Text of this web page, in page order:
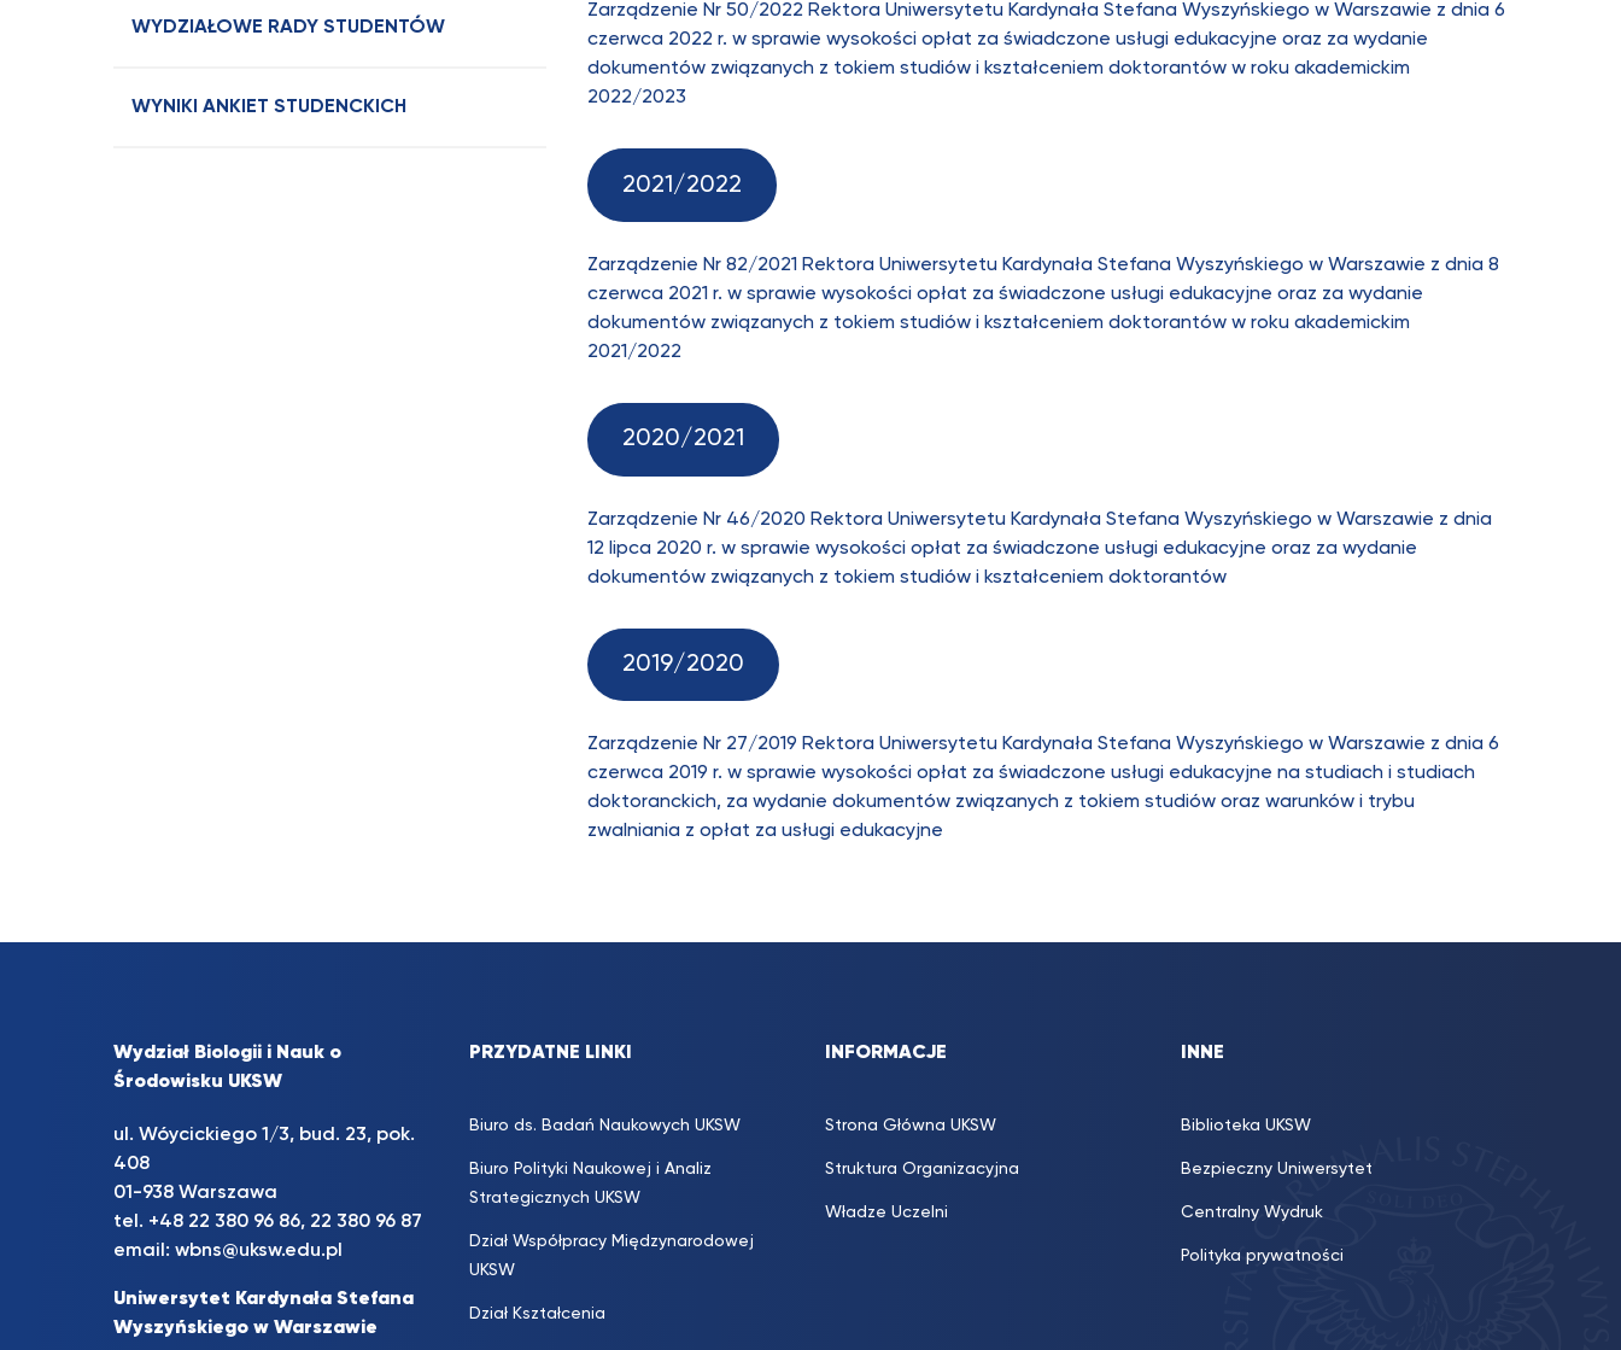
WYDZIAŁOWE RADY STUDENTÓW
WYNIKI ANKIET STUDENCKICH
Zarządzenie Nr 50/2022 Rektora Uniwersytetu Kardynała Stefana Wyszyńskiego w Warszawie z dnia 6
czerwca 2022 r. w sprawie wysokości opłat za świadczone usługi edukacyjne oraz za wydanie
dokumentów związanych z tokiem studiów i kształceniem doktorantów w roku akademickim
2022/2023
2021/2022
Zarządzenie Nr 82/2021 Rektora Uniwersytetu Kardynała Stefana Wyszyńskiego w Warszawie z dnia 8
czerwca 2021 r. w sprawie wysokości opłat za świadczone usługi edukacyjne oraz za wydanie
dokumentów związanych z tokiem studiów i kształceniem doktorantów w roku akademickim
2021/2022
2020/2021
Zarządzenie Nr 46/2020 Rektora Uniwersytetu Kardynała Stefana Wyszyńskiego w Warszawie z dnia
12 lipca 2020 r. w sprawie wysokości opłat za świadczone usługi edukacyjne oraz za wydanie
dokumentów związanych z tokiem studiów i kształceniem doktorantów
2019/2020
Zarządzenie Nr 27/2019 Rektora Uniwersytetu Kardynała Stefana Wyszyńskiego w Warszawie z dnia 6
czerwca 2019 r. w sprawie wysokości opłat za świadczone usługi edukacyjne na studiach i studiach
doktoranckich, za wydanie dokumentów związanych z tokiem studiów oraz warunków i trybu
zwalniania z opłat za usługi edukacyjne
Wydział Biologii i Nauk o
Środowisku UKSW
ul. Wóycickiego 1/3, bud. 23, pok.
408
01-938 Warszawa
tel. +48 22 380 96 86, 22 380 96 87
email: wbns@uksw.edu.pl
Uniwersytet Kardynała Stefana
Wyszyńskiego w Warszawie
PRZYDATNE LINKI
Biuro ds. Badań Naukowych UKSW
Biuro Polityki Naukowej i Analiz
Strategicznych UKSW
Dział Współpracy Międzynarodowej
UKSW
Dział Kształcenia
INFORMACJE
Strona Główna UKSW
Struktura Organizacyjna
Władze Uczelni
INNE
Biblioteka UKSW
Bezpieczny Uniwersytet
Centralny Wydruk
Polityka prywatności